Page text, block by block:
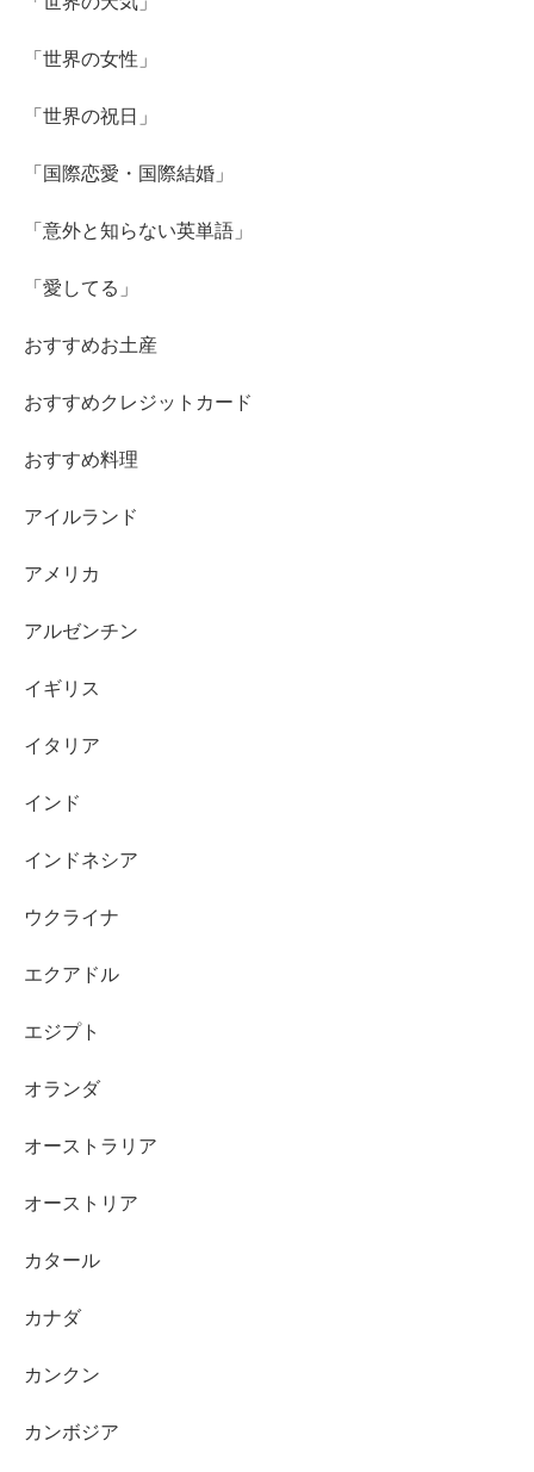
「世界の女性」
「世界の祝日」
「国際恋愛・国際結婚」
「意外と知らない英単語」
「愛してる」
おすすめお土産
おすすめクレジットカード
おすすめ料理
アイルランド
アメリカ
アルゼンチン
イギリス
イタリア
インド
インドネシア
ウクライナ
エクアドル
エジプト
オランダ
オーストラリア
オーストリア
カタール
カナダ
カンクン
カンボジア